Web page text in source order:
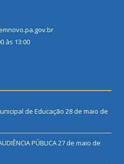
às 13:00
de Educação 28 de maio de
PÚBLICA27 de maio de